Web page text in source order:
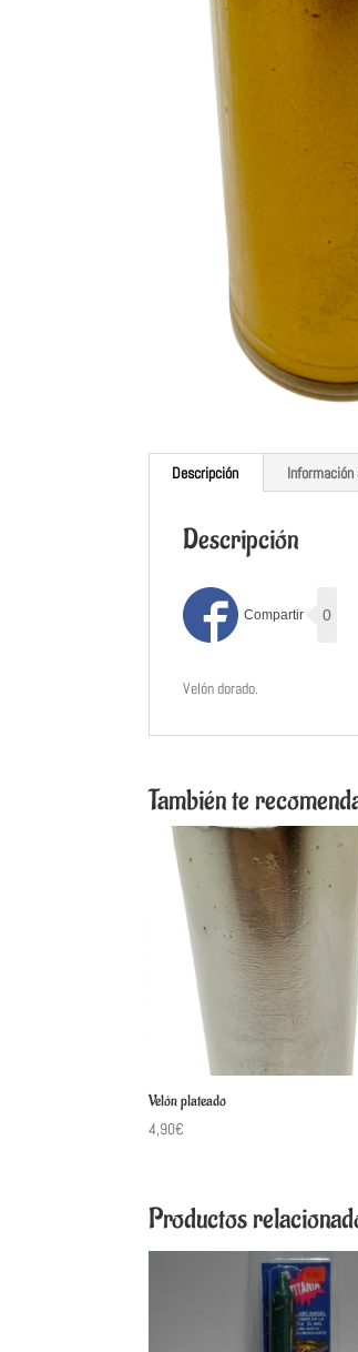
Descripción Información
Descripción
0
Velón dorado.
También te
Velón plateado
4,90€
Productos